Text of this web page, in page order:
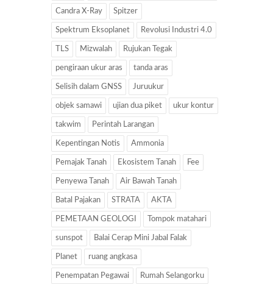
Candra X-Ray Spitzer
Spektrum Eksoplanet Revolusi Industri 4.0
TLS Mizwalah Rujukan Tegak
pengiraan ukur aras tanda aras
Selisih dalam GNSS Juruukur
objek samawi ujian dua piket ukur kontur
takwim Perintah Larangan
Kepentingan Notis Ammonia
Pemajak Tanah Ekosistem Tanah Fee
Penyewa Tanah Air Bawah Tanah
Batal Pajakan STRATA AKTA
PEMETAAN GEOLOGI Tompok matahari
sunspot Balai Cerap Mini Jabal Falak
Planet ruang angkasa
Penempatan Pegawai Rumah Selangorku